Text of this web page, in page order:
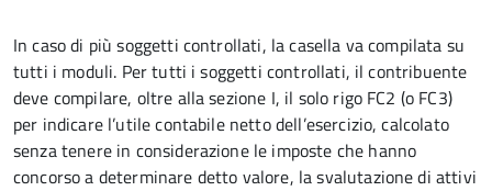
In caso di più soggetti controllati, la casella va compilata su
tutti i moduli. Per tutti i soggetti controllati, il contribuente
deve compilare, oltre alla sezione I, il solo rigo FC2 (o FC3)
per indicare l’utile contabile netto dell’esercizio, calcolato
senza tenere in considerazione le imposte che hanno
concorso a determinare detto valore, la svalutazione di attivi